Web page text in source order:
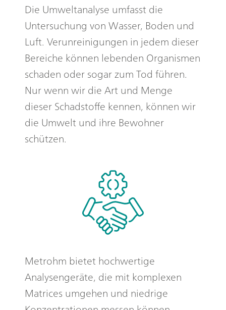
Die Umweltanalyse umfasst die
Untersuchung von Wasser, Boden und
Luft. Verunreinigungen in jedem dieser
Bereiche können lebenden Organismen
schaden oder sogar zum Tod führen.
Nur wenn wir die Art und Menge
dieser Schadstoffe kennen, können wir
die Umwelt und ihre Bewohner
schützen.
Metrohm bietet hochwertige
Analysengeräte, die mit komplexen
Matrices umgehen und niedrige